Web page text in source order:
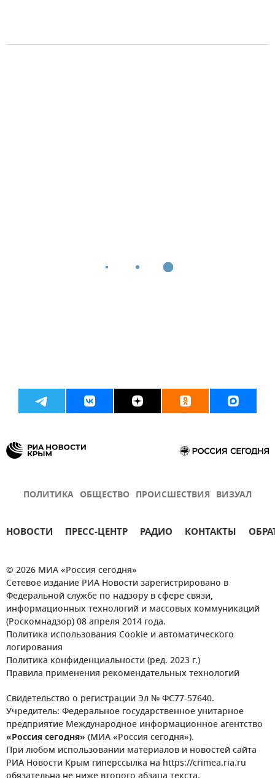
ПОЛИТИКА ОБЩЕСТВО ПРОИСШЕСТВИЯ ВИЗУАЛ
НОВОСТИ ПРЕСС-ЦЕНТР РАДИО КОНТАКТЫ
© 2026 МИА «Россия сегодня»
Сетевое издание РИА Новости зарегистрировано в
Федеральной службе по надзору в сфере связи,
информационных технологий и массовых коммуникаций
(Роскомнадзор) 08 апреля 2014 года.
Политика использования Cookie и автоматического
логирования
Политика конфиденциальности (ред. 2023 г.)
Правила применения рекомендательных технологий
Свидетельство о регистрации Эл № ФС77-57640.
Учредитель: Федеральное государственное унитарное
предприятие Международное информационное агентство
«Россия сегодня» (МИА «Россия сегодня»).
При любом использовании материалов и новостей сайта
РИА Новости Крым гиперссылка на https://crimea.ria.ru